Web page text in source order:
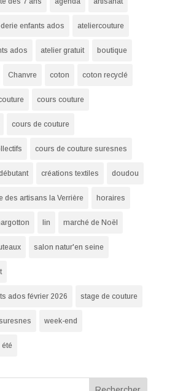
enfants ados ateliercouture
ados atelier gratuit boutique
Chanvre coton coton recyclé
cours couture
cours de couture
cours de couture suresnes
créations textiles doudou
des artisans la Verrière horaires
lin marché de Noël
salon natur'en seine
ados février 2026 stage de couture
week-end
été